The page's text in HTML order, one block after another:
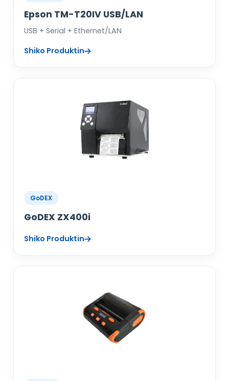
Epson TM-T20IV USB/LAN
USB + Serial + Ethernet/LAN
Shiko Produktin
GoDEX
GoDEX ZX400i
Shiko Produktin